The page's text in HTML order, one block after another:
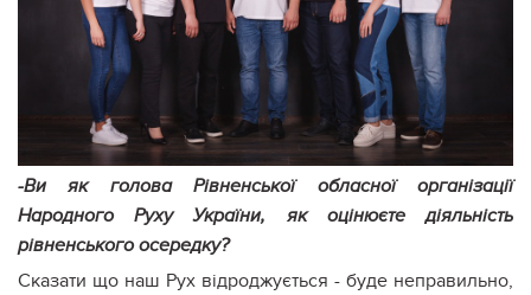
-Ви як голова Рівненської обласної організації
Народного Руху України, як оцінюєте діяльність
рівненського осередку?
Сказати що наш Рух відроджується - буде неправильно,